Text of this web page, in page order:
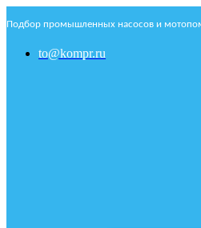
Подбор промышленных насосов и
to@kompr.ru